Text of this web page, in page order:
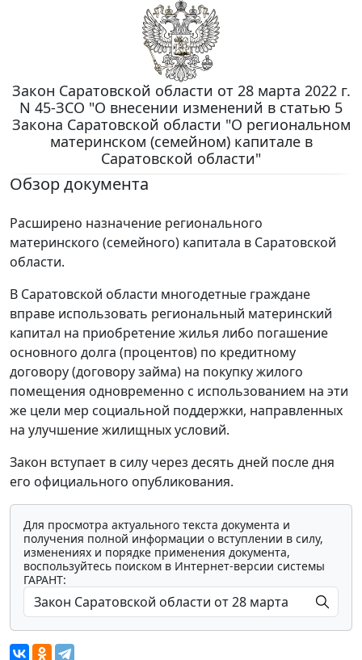
Закон Саратовской области от 28 марта 2022 г.
N 45-ЗСО "О внесении изменений в статью 5
Закона Саратовской области "О региональном
материнском (семейном) капитале в
Саратовской области"
Обзор документа
Расширено назначение регионального
материнского (семейного) капитала в Саратовской
области.
В Саратовской области многодетные граждане
вправе использовать региональный материнский
капитал на приобретение жилья либо погашение
основного долга (процентов) по кредитному
договору (договору займа) на покупку жилого
помещения одновременно с использованием на эти
же цели мер социальной поддержки, направленных
на улучшение жилищных условий.
Закон вступает в силу через десять дней после дня
его официального опубликования.
Для просмотра актуального текста документа и
получения полной информации о вступлении в силу,
изменениях и порядке применения документа,
воспользуйтесь поиском в Интернет-версии системы
ГАРАНТ: